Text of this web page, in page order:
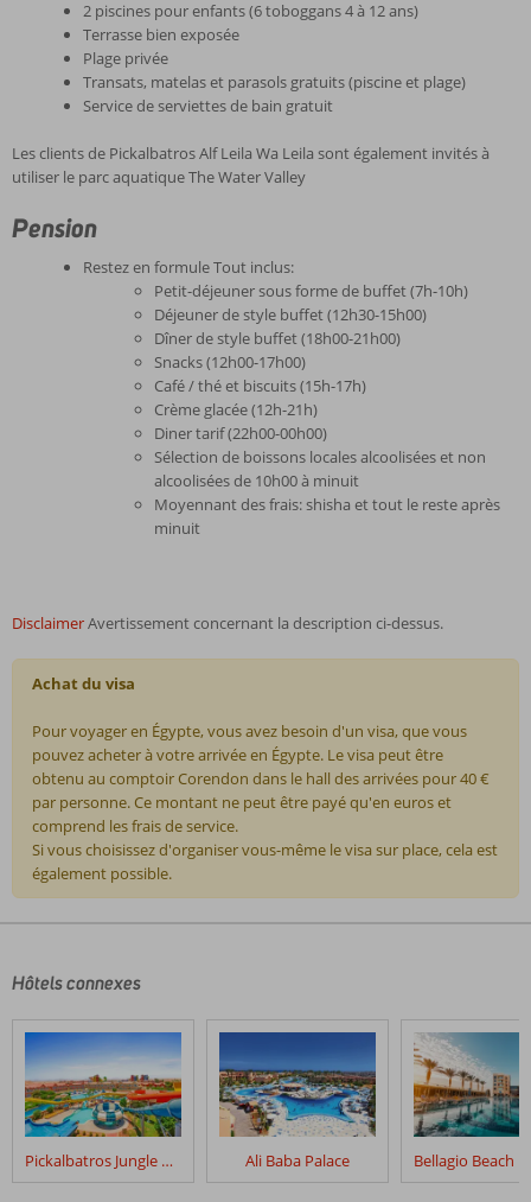
2 piscines pour enfants (6 toboggans 4 à 12 ans)
Terrasse bien exposée
Plage privée
Transats, matelas et parasols gratuits (piscine et plage)
Service de serviettes de bain gratuit
Les clients de Pickalbatros Alf Leila Wa Leila sont également invités à
utiliser le parc aquatique The Water Valley
Pension
Restez en formule Tout inclus:
Petit-déjeuner sous forme de buffet (7h-10h)
Déjeuner de style buffet (12h30-15h00)
Dîner de style buffet (18h00-21h00)
Snacks (12h00-17h00)
Café / thé et biscuits (15h-17h)
Crème glacée (12h-21h)
Diner tarif (22h00-00h00)
Sélection de boissons locales alcoolisées et non
alcoolisées de 10h00 à minuit
Moyennant des frais: shisha et tout le reste après
minuit
DisclaimerAvertissement concernant la description ci-dessus.
Achat du visa
Pour voyager en Égypte, vous avez besoin d'un visa, que vous
pouvez acheter à votre arrivée en Égypte. Le visa peut être
obtenu au comptoir Corendon dans le hall des arrivées pour 40 €
par personne. Ce montant ne peut être payé qu'en euros et
comprend les frais de service.
Si vous choisissez d'organiser vous-même le visa sur place, cela est
également possible.
écrits
nos
clients
après
leur
séjour
Pickalbatros
Hôtels connexes
Pickalbatros Jungle Aqua Park Resort – Neverland Ali Baba Palace